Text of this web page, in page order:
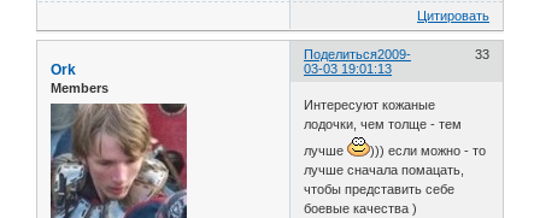
Цитировать
Поделиться 33
2009-
03-03 19:01:13
Ork
Members
Интересуют кожаные
лодочки, чем толще - тем
лучше
))) если можно - то
лучше сначала помацать,
чтобы представить себе
боевые качества )